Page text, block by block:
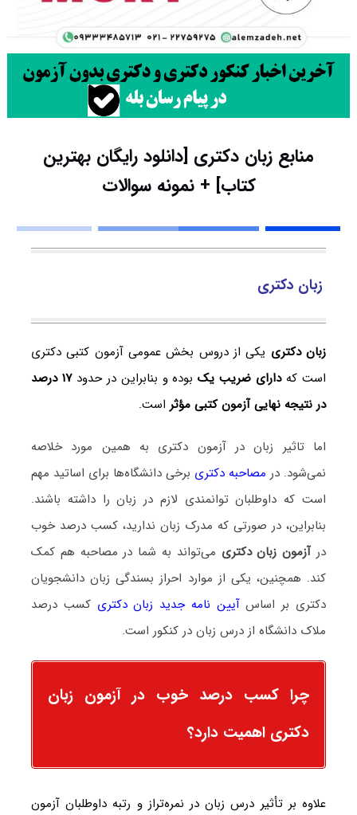
منابع زبان دکتری [دانلود رایگان بهترین
کتاب] + نمونه سوالات
زبان دکتری
زبان دکتری یکی از دروس بخش عمومی آزمون کتبی دکتری
است کهدارای ضریب یکبوده و بنابراین در حدود
۱۷ درصد
در نتیجه نهایی آزمون کتبی مؤثراست.
اما تاثیر زبان در آزمون دکتری به همین مورد خلاصه
نمی‌شود. در مصاحبه دکتری برخی دانشگاه‌ها برای اساتید مهم
است که داوطلبان توانمندی لازم در زبان را داشته باشند.
بنابراین، در صورتی که مدرک زبان ندارید، کسب درصد خوب
درآزمون زبان دکتری می‌تواند به شما در مصاحبه هم کمک
کند. همچنین، یکی از موارد احراز بسندگی زبان دانشجویان
دکتری بر اساس آیین نامه جدید زبان دکتری کسب درصد
ملاک دانشگاه از درس زبان در کنکور است.
چرا کسب درصد خوب در آزمون زبان
دکتری اهمیت دارد؟
علاوه بر تأثیر درس زبان در نمره‌تراز و رتبه داوطلبان آزمون